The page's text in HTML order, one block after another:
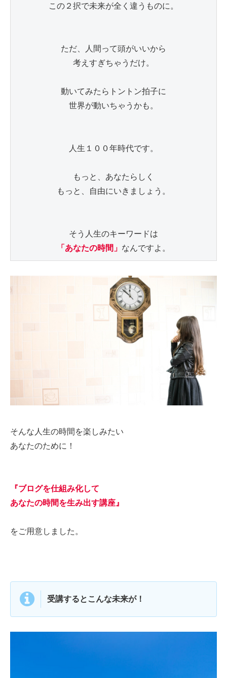
この２択で未来が全く違うものに。
ただ、人間って頭がいいから
考えすぎちゃうだけ。
動いてみたらトントン拍子に
世界が動いちゃうかも。
人生１００年時代です。
もっと、あなたらしく
もっと、自由にいきましょう。
「あなたの時間」
そんな人生の時間を楽しみたい
あなたのために！
『ブログを仕組み化して
あなたの時間を生み出す講座』
をご用意しました。
受講するとこんな未来が！